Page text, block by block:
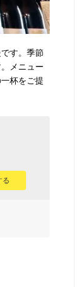
す。季節
メニュー
杯をご提
る